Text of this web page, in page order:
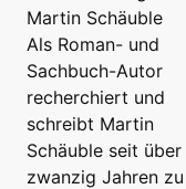
Martin Schäuble
Als Roman- und
Sachbuch-Autor
recherchiert und
schreibt Martin
Schäuble seit über
zwanzig Jahren zu